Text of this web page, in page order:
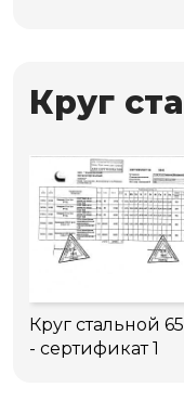
Круг
Круг стальной
- сертификат 1